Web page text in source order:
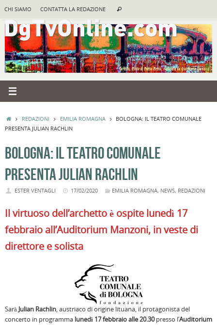
contenuto
CHI SIAMO CONTATTA LA REDAZIONE Cerca
HOMEREDAZIONI EMILIA ROMAGNA
BOLOGNA: IL TEATRO COMUNALE
PRESENTA JULIAN RACHLIN
BOLOGNA: IL TEATRO COMUNALE
PRESENTA JULIAN RACHLIN
ESTER VENTAGLI 17/02/2020 EMILIA ROMAGNA, NEWS, REDAZIONI
Il virtuoso dell’archetto è ospite lunedì 17
febbraio all’Auditorium Manzoni, in veste di
direttore e solista
Sarà Julian Rachlin, austriaco di origine lituana, il protagonista del
concerto in programma lunedì 17 febbraio alle 20.30presso l’Auditorium